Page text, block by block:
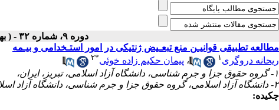
دوره ۹، شماره ۳۲ - ( بهار ۱۳۹۴ )
مطالعه تطبیقی قوانیـن منع تبعـیض ژنتیکی در امور استـخدامی و بیـمه
ریحانه دروگری ۱ ، پیمان حکیم زاده خوئی*۲
۱- گروه حقوق جزا و جرم شناسی، دانشگاه آزاد اسلامی، تبریز، ایران،
۲- دانشگاه آزاد اسلامی، گروه حقوق جزا و جرم شناسی، دانشگاه آزاد اسلامی واحد علوم و تحقیقات آذربایجان شرقی، تبریز، ایران
چکیده: